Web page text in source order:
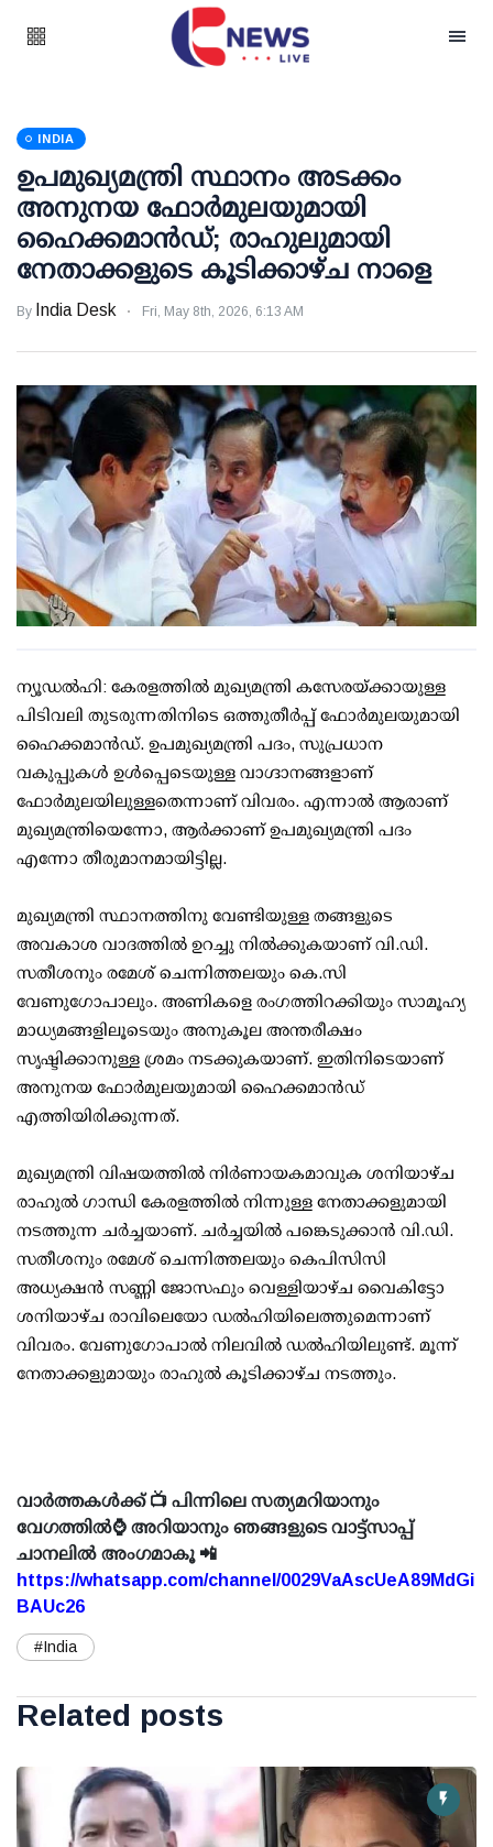
INDIA
ഉപമുഖ്യമന്ത്രി സ്ഥാനം അടക്കം
അനുനയ ഫോര്‍മുലയുമായി
ഹൈക്കമാന്‍ഡ്; രാഹുലുമായി
നേതാക്കളുടെ കൂടിക്കാഴ്ച നാളെ
By India Desk Fri, May 8th, 2026, 6:13 AM
ന്യൂഡല്‍ഹി: കേരളത്തില്‍ മുഖ്യമന്ത്രി കസേരയ്ക്കായുള്ള
പിടിവലി തുടരുന്നതിനിടെ ഒത്തുതീര്‍പ്പ് ഫോര്‍മുലയുമായി
ഹൈക്കമാന്‍ഡ്. ഉപമുഖ്യമന്ത്രി പദം, സുപ്രധാന
വകുപ്പുകള്‍ ഉള്‍പ്പെടെയുള്ള വാഗ്ദാനങ്ങളാണ്
ഫോര്‍മുലയിലുള്ളതെന്നാണ് വിവരം. എന്നാല്‍ ആരാണ്
മുഖ്യമന്ത്രിയെന്നോ, ആര്‍ക്കാണ് ഉപമുഖ്യമന്ത്രി പദം
എന്നോ തീരുമാനമായിട്ടില്ല.
മുഖ്യമന്ത്രി സ്ഥാനത്തിനു വേണ്ടിയുള്ള തങ്ങളുടെ
അവകാശ വാദത്തില്‍ ഉറച്ചു നില്‍ക്കുകയാണ് വി.ഡി.
സതീശനും രമേശ് ചെന്നിത്തലയും കെ.സി
വേണുഗോപാലും. അണികളെ രംഗത്തിറക്കിയും സാമൂഹ്യ
മാധ്യമങ്ങളിലൂടെയും അനുകൂല അന്തരീക്ഷം
സൃഷ്ടിക്കാനുള്ള ശ്രമം നടക്കുകയാണ്. ഇതിനിടെയാണ്
അനുനയ ഫോര്‍മുലയുമായി ഹൈക്കമാന്‍ഡ്
എത്തിയിരിക്കുന്നത്.
മുഖ്യമന്ത്രി വിഷയത്തില്‍ നിര്‍ണായകമാവുക ശനിയാഴ്ച
രാഹുല്‍ ഗാന്ധി കേരളത്തില്‍ നിന്നുള്ള നേതാക്കളുമായി
നടത്തുന്ന ചര്‍ച്ചയാണ്. ചര്‍ച്ചയില്‍ പങ്കെടുക്കാന്‍ വി.ഡി.
സതീശനും രമേശ് ചെന്നിത്തലയും കെപിസിസി
അധ്യക്ഷന്‍ സണ്ണി ജോസഫും വെള്ളിയാഴ്ച വൈകിട്ടോ
ശനിയാഴ്ച രാവിലെയോ ഡല്‍ഹിയിലെത്തുമെന്നാണ്
വിവരം. വേണുഗോപാല്‍ നിലവില്‍ ഡല്‍ഹിയിലുണ്ട്. മൂന്ന്
നേതാക്കളുമായും രാഹുല്‍ കൂടിക്കാഴ്ച നടത്തും.
വാർത്തകൾക്ക് 📺 പിന്നിലെ സത്യമറിയാനും
വേഗത്തിൽ⌚ അറിയാനും ഞങ്ങളുടെ വാട്ട്സാപ്പ്
ചാനലിൽ അംഗമാകൂ 📲
https://whatsapp.com/channel/0029VaAscUeA89MdGi
BAUc26
#India
Related posts